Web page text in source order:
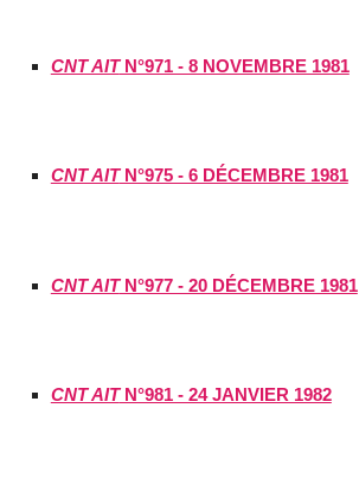
CNT AITN°971 - 8 NOVEMBRE 1981
CNT AITN°975 - 6 DÉCEMBRE 1981
CNT AITN°977 - 20 DÉCEMBRE 1981
CNT AITN°981 - 24 JANVIER 1982